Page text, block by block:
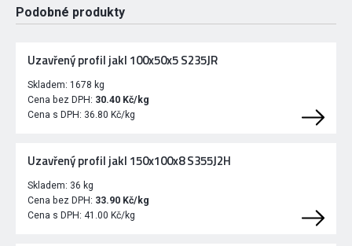
Podobné produkty
Uzavřený profil jakl 100x50x5 S235JR
Skladem: 1678 kg
Cena bez DPH: 30.40 Kč/kg
Cena s DPH: 36.80 Kč/kg
Uzavřený profil jakl 150x100x8 S355J2H
Skladem: 36 kg
Cena bez DPH: 33.90 Kč/kg
Cena s DPH: 41.00 Kč/kg